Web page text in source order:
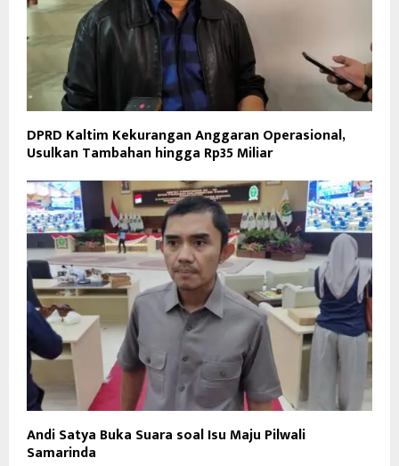
DPRD Kaltim Kekurangan Anggaran Operasional,
Usulkan Tambahan hingga Rp35 Miliar
Andi Satya Buka Suara soal Isu Maju Pilwali
Samarinda